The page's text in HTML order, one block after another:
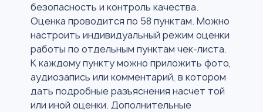
безопасность и контроль качества.
Оценка проводится по 58 пунктам. Можно
настроить индивидуальный режим оценки
работы по отдельным пунктам чек-листа.
К каждому пункту можно приложить фото,
аудиозапись или комментарий, в котором
дать подробные разъяснения насчет той
или иной оценки. Дополнительные